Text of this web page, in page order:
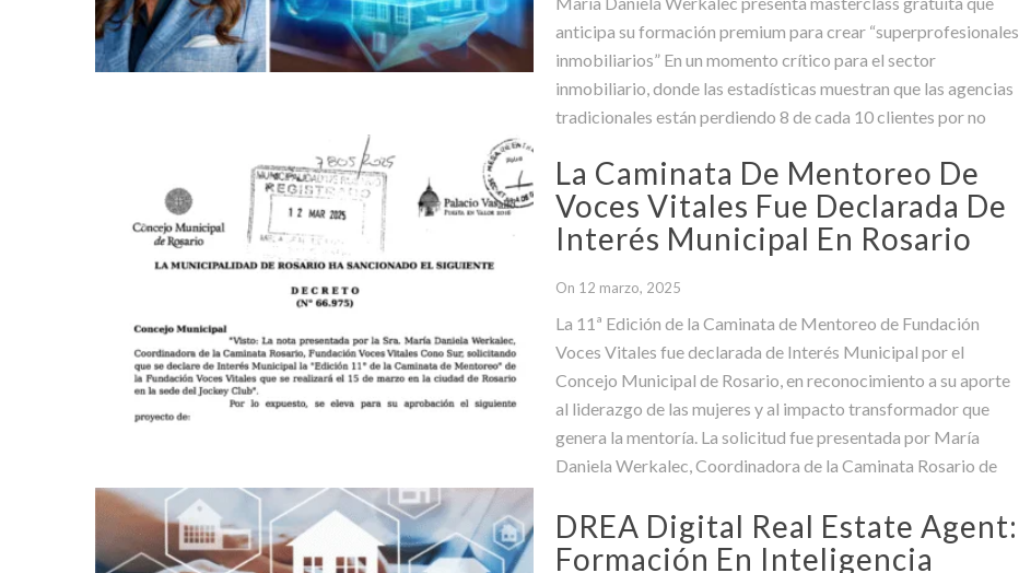
anticipa su formación premium para crear “superprofesionales
inmobiliarios” En un momento crítico para el sector
inmobiliario, donde las estadísticas muestran que las agencias
tradicionales están perdiendo 8 de cada 10 clientes por no
especialista María Daniela Werkalec ofrecerá una masterclass
gratuita
La Caminata De Mentoreo De
Voces Vitales Fue Declarada De
Interés Municipal En Rosario
On 12 marzo, 2025
La 11ª Edición de la Caminata de Mentoreo de Fundación
Voces Vitales fue declarada de Interés Municipal por el
Concejo Municipal de Rosario, en reconocimiento a su aporte
al liderazgo de las mujeres y al impacto transformador que
genera la mentoría. La solicitud fue presentada por María
Daniela Werkalec, Coordinadora de la Caminata Rosario de
DREA Digital Real Estate Agent:
Formación En Inteligencia